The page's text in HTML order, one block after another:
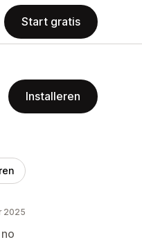
Start gratis
Installeren
2025